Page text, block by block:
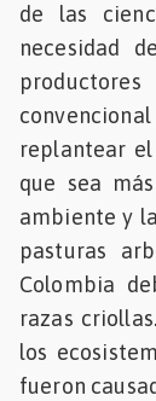
de las
necesidad
replantear
que sea
ambiente y
pasturas
Colombia
razas
los
fueron